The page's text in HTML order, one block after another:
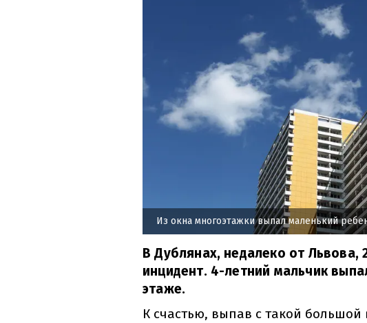
Из окна многоэтажки выпал маленький
В Дублянах, недалеко от Львова,
инцидент. 4-летний мальчик
этаже.
К счастью, выпав с такой